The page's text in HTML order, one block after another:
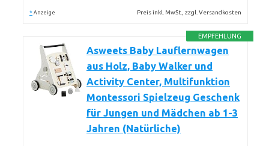
* Anzeige Preis inkl. MwSt., zzgl. Versandkosten
EMPFEHLUNG
Asweets Baby Lauflernwagen
aus Holz, Baby Walker und
Activity Center, Multifunktion
Montessori Spielzeug Geschenk
für Jungen und Mädchen ab 1-3
Jahren (Natürliche)